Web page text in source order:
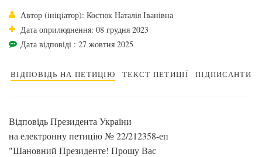
Автор (ініціатор): Костюк Наталія Іванівна
Дата оприлюднення: 08 грудня 2023
Дата відповіді : 27 жовтня 2025
ВІДПОВІДЬ НА ПЕТИЦІЮ ТЕКСТ ПЕТИЦІЇ ПІДПИСАНТИ
Відповідь Президента України
на електронну петицію № 22/212358-еп
"Шановний Президенте! Прошу Вас